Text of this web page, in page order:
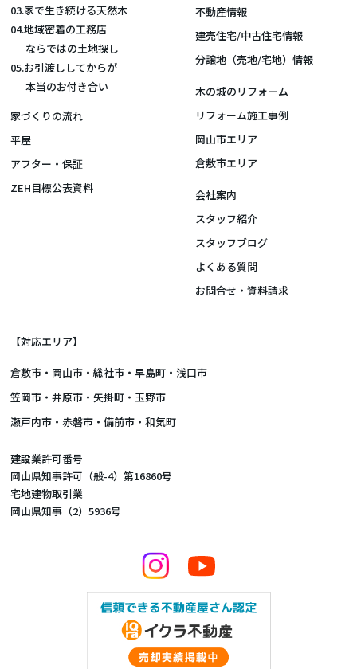
03.家で生き続ける天然木
04.地域密着の工務店
ならではの土地探し
05.お引渡ししてからが
本当のお付き合い
家づくりの流れ
平屋
アフター・保証
ZEH目標公表資料
不動産情報
建売住宅/中古住宅情報
分譲地（売地/宅地）情報
木の城のリフォーム
リフォーム施工事例
岡山市エリア
倉敷市エリア
会社案内
スタッフ紹介
スタッフブログ
よくある質問
お問合せ・資料請求
【対応エリア】
倉敷市 ・ 岡山市 ・総社市・早島町・浅口市
笠岡市・井原市・矢掛町・玉野市
瀬戸内市・赤磐市・備前市・和気町
建設業許可番号
岡山県知事許可（般-4）第16860号
宅地建物取引業
岡山県知事（2）5936号